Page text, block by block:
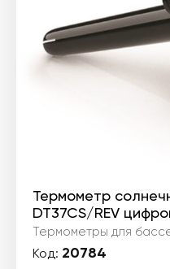
Термометр
DT37CS/REV
Термометры для
Код: 20784